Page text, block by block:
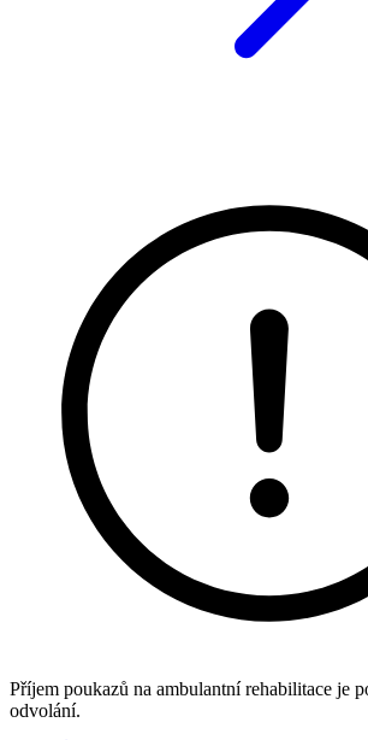
Příjem poukazů na ambulantní rehabilitace je
odvolání.